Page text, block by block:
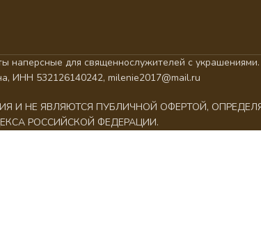
наперсные для священнослужителей с украшениями.
ИНН 532126140242, milenie2017@mail.ru
И НЕ ЯВЛЯЮТСЯ ПУБЛИЧНОЙ ОФЕРТОЙ,
РОССИЙСКОЙ ФЕДЕРАЦИИ.